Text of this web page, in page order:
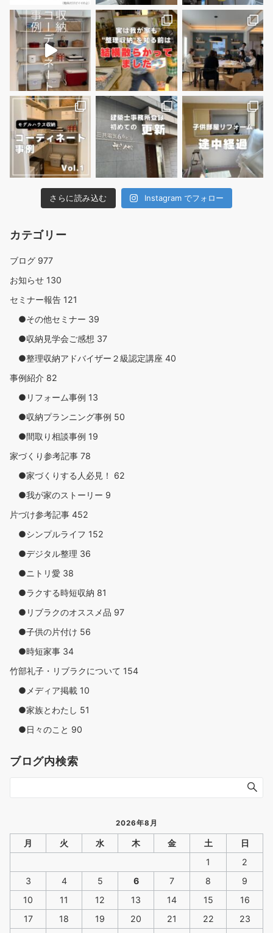
さらに読み込む Instagram でフォロー
カテゴリー
ブログ 977
お知らせ 130
セミナー報告 121
●その他セミナー 39
●収納見学会ご感想 37
●整理収納アドバイザー２級認定講座 40
事例紹介 82
●リフォーム事例 13
●収納プランニング事例 50
●間取り相談事例 19
家づくり参考記事 78
●家づくりする人必見！ 62
●我が家のストーリー 9
片づけ参考記事 452
●シンプルライフ 152
●デジタル整理 36
●ニトリ愛 38
●ラクする時短収納 81
●リブラクのオススメ品 97
●子供の片付け 56
●時短家事 34
竹部礼子・リブラクについて 154
●メディア掲載 10
●家族とわたし 51
●日々のこと 90
ブログ内検索
2026年8月
月 火 水 木 金 土
日
1
2
3
4 5 6 7 8
9
10
11 12 13 14 15
16
17
18 19 20 21 22
23